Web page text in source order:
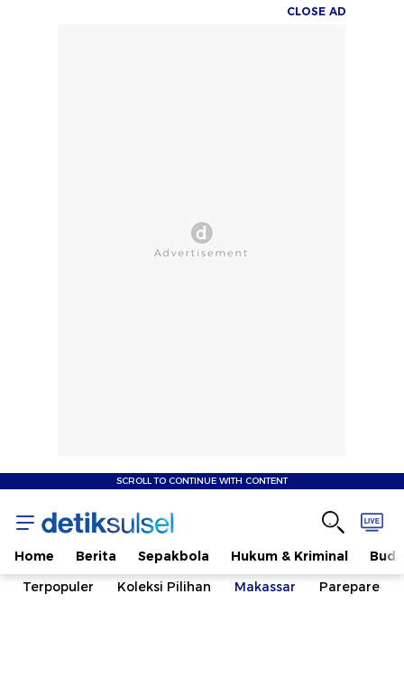
CLOSE AD
SCROLL TO CONTINUE WITH CONTENT
Home Berita Sepakbola Hukum & Kriminal
Terpopuler
Koleksi Pilihan Makassar Parepare